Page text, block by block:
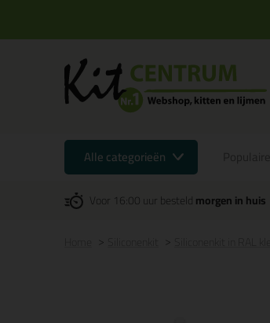
Alle categorieën
Voor 16:00 uur besteldmorgen in huis